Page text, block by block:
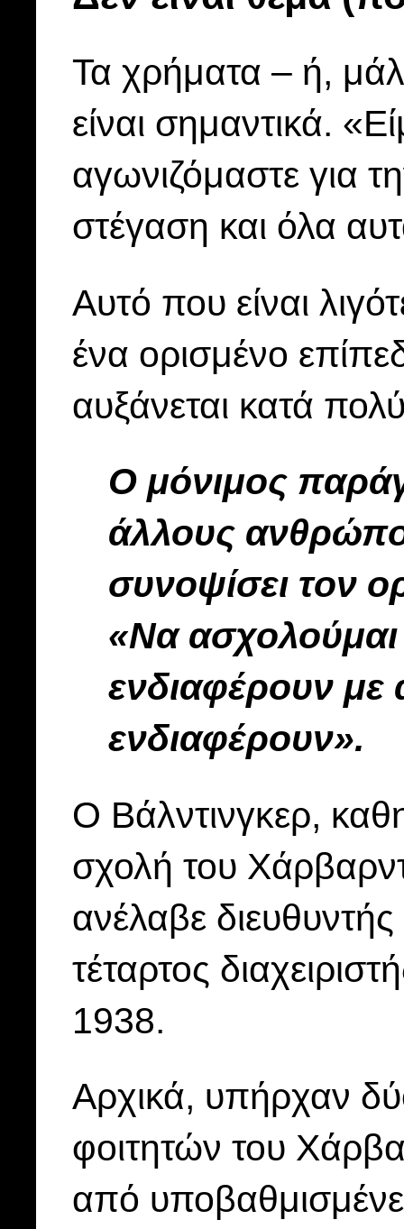
Τα χρήματα – ή,
είναι σημαντικά.
αγωνιζόμαστε για
στέγαση και όλα
Αυτό που είναι
ένα ορισμένο
αυξάνεται κατά
Ο μόνιμος
άλλους
συνοψίσει τον
«Να ασχολούμαι
ενδιαφέρουν
ενδιαφέρουν».
Ο Βάλντινγκερ,
σχολή του
ανέλαβε
τέταρτος
1938.
Αρχικά, υπήρχαν
φοιτητών του
από